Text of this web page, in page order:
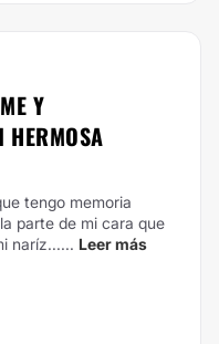
Y
HERMOSA
tengo memoria
parte de mi cara que
naríz...... Leer más